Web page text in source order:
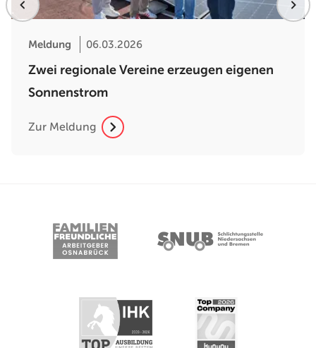
Meldung 06.03.2026
Zwei regionale Vereine erzeugen eigenen
Sonnenstrom
Zur Meldung